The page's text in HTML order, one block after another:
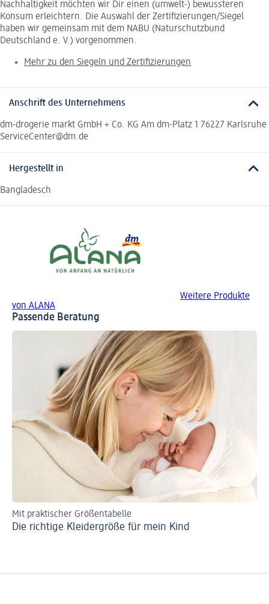
Nachhaltigkeit möchten wir Dir einen (umwelt-) bewussteren
Konsum erleichtern. Die Auswahl der Zertifizierungen/Siegel
haben wir gemeinsam mit dem NABU (Naturschutzbund
Deutschland e. V.) vorgenommen.
Mehr zu den Siegeln und Zertifizierungen
Anschrift des Unternehmens
dm-drogerie markt GmbH + Co. KG Am dm-Platz 1 76227 Karlsruhe
ServiceCenter@dm.de
Hergestellt in
Bangladesch
Weitere Produkte
von ALANA
Passende Beratung
Mit praktischer Größentabelle
Die richtige Kleidergröße für mein Kind